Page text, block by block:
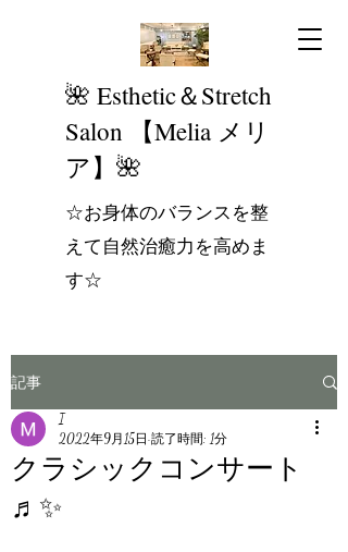
​🌺 Esthetic＆Stretch
Salon 【Melia メリ
ア】🌺
☆お身体のバランスを整
えて自然治癒力を高めま
す☆
記事
クラシックコンサート
♬✨
I
2022年9月15日 読了時間: 1分